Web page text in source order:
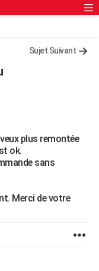
Sujet Suivant
plus remontée
ok.
sans
Merci de votre